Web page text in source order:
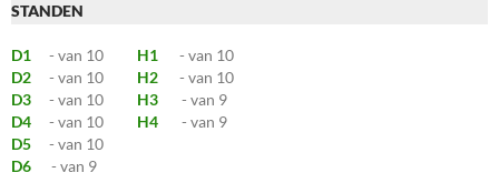
STANDEN
D1 - van 10 H1
- van 10
D2
- van 10 H2
- van 10
D3
- van 10 H3
- van 9
D4
- van 10 H4
- van 9
D5
- van 10
D6
- van 9